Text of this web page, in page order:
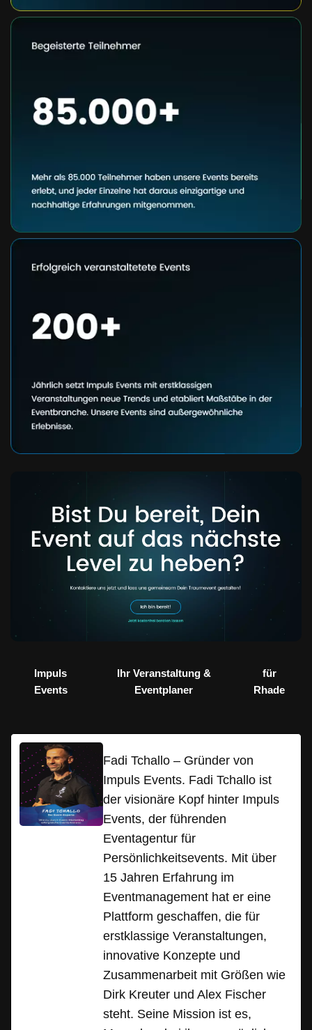
Impuls
Events
Ihr Veranstaltung &
Eventplaner
für
Rhade
Fadi Tchallo – Gründer von
Impuls Events. Fadi Tchallo ist
der visionäre Kopf hinter Impuls
Events, der führenden
Eventagentur für
Persönlichkeitsevents. Mit über
15 Jahren Erfahrung im
Eventmanagement hat er eine
Plattform geschaffen, die für
erstklassige Veranstaltungen,
innovative Konzepte und
Zusammenarbeit mit Größen wie
Dirk Kreuter und Alex Fischer
steht. Seine Mission ist es,